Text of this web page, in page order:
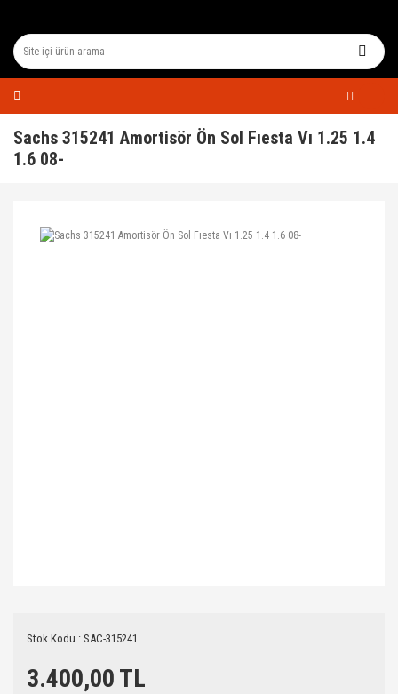
Sachs 315241 Amortisör Ön Sol Fıesta Vı 1.25 1.4
1.6 08-
Stok Kodu : SAC-315241
3.400,00 TL